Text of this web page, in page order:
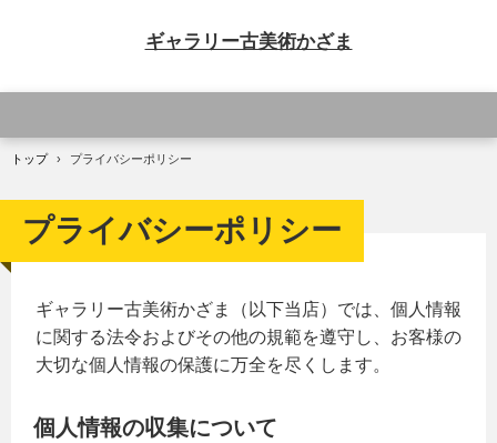
ギャラリー古美術かざま
トップ › プライバシーポリシー
プライバシーポリシー
ギャラリー古美術かざま（以下当店）では、個人情報
に関する法令およびその他の規範を遵守し、お客様の
大切な個人情報の保護に万全を尽くします。
個人情報の収集について